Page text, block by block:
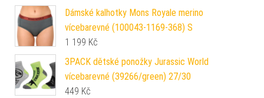
Dámské kalhotky Mons Royale merino
vícebarevné (100043-1169-368) S
1 199 Kč
3PACK dětské ponožky Jurassic World
vícebarevné (39266/green) 27/30
449 Kč